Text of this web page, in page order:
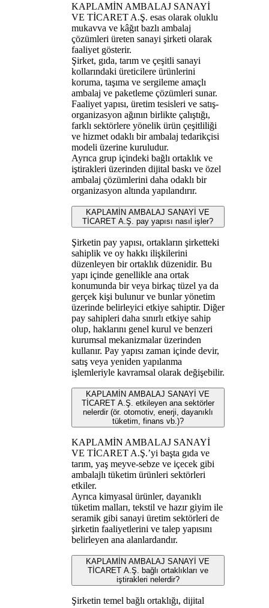
KAPLAMİN AMBALAJ SANAYİ
VE TİCARET A.Ş. esas olarak oluklu
mukavva ve kâğıt bazlı ambalaj
çözümleri üreten sanayi şirketi olarak
faaliyet gösterir.
Şirket, gıda, tarım ve çeşitli sanayi
kollarındaki üreticilere ürünlerini
koruma, taşıma ve sergileme amaçlı
ambalaj ve paketleme çözümleri sunar.
Faaliyet yapısı, üretim tesisleri ve satış-
organizasyon ağının birlikte çalıştığı,
farklı sektörlere yönelik ürün çeşitliliği
ve hizmet odaklı bir ambalaj tedarikçisi
modeli üzerine kuruludur.
Ayrıca grup içindeki bağlı ortaklık ve
iştirakleri üzerinden dijital baskı ve özel
ambalaj çözümlerini daha odaklı bir
organizasyon altında yapılandırır.
KAPLAMİN AMBALAJ SANAYİ VE
TİCARET A.Ş. pay yapısı nasıl işler?
Şirketin pay yapısı, ortakların şirketteki
sahiplik ve oy hakkı ilişkilerini
düzenleyen bir ortaklık düzenidir. Bu
yapı içinde genellikle ana ortak
konumunda bir veya birkaç tüzel ya da
gerçek kişi bulunur ve bunlar yönetim
üzerinde belirleyici etkiye sahiptir. Diğer
pay sahipleri daha sınırlı etkiye sahip
olup, haklarını genel kurul ve benzeri
kurumsal mekanizmalar üzerinden
kullanır. Pay yapısı zaman içinde devir,
satış veya yeniden yapılanma
işlemleriyle kavramsal olarak değişebilir.
KAPLAMİN AMBALAJ SANAYİ VE
TİCARET A.Ş. etkileyen ana sektörler
nelerdir (ör. otomotiv, enerji, dayanıklı
tüketim, finans vb.)?
KAPLAMİN AMBALAJ SANAYİ
VE TİCARET A.Ş.’yi başta gıda ve
tarım, yaş meyve-sebze ve içecek gibi
ambalajlı tüketim ürünleri sektörleri
etkiler.
Ayrıca kimyasal ürünler, dayanıklı
tüketim malları, tekstil ve hazır giyim ile
seramik gibi sanayi üretim sektörleri de
şirketin faaliyetlerini ve talep yapısını
belirleyen ana alanlardandır.
KAPLAMİN AMBALAJ SANAYİ VE
TİCARET A.Ş. bağlı ortaklıkları ve
iştirakleri nelerdir?
Şirketin temel bağlı ortaklığı, dijital